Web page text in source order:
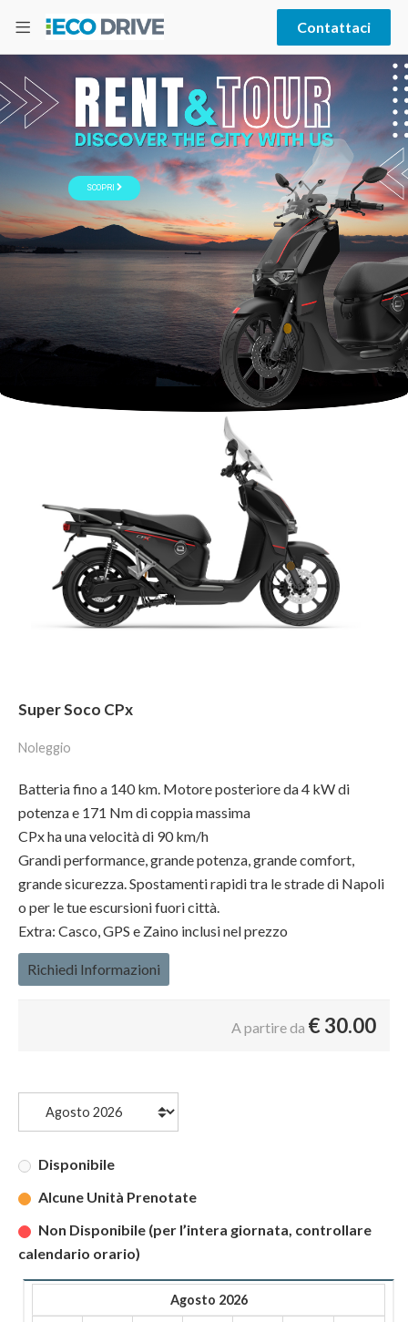
Contattaci
SCOPRI
Super Soco CPx
Noleggio
Batteria fino a 140 km. Motore posteriore da 4 kW di
potenza e 171 Nm di coppia massima
CPx ha una velocità di 90 km/h
Grandi performance, grande potenza, grande comfort,
grande sicurezza. Spostamenti rapidi tra le strade di Napoli
o per le tue escursioni fuori città.
Extra: Casco, GPS e Zaino inclusi nel prezzo
Richiedi Informazioni
A partire da €30.00
Disponibile
Alcune Unità Prenotate
Non Disponibile (per l’intera giornata, controllare
calendario orario)
Agosto 2026